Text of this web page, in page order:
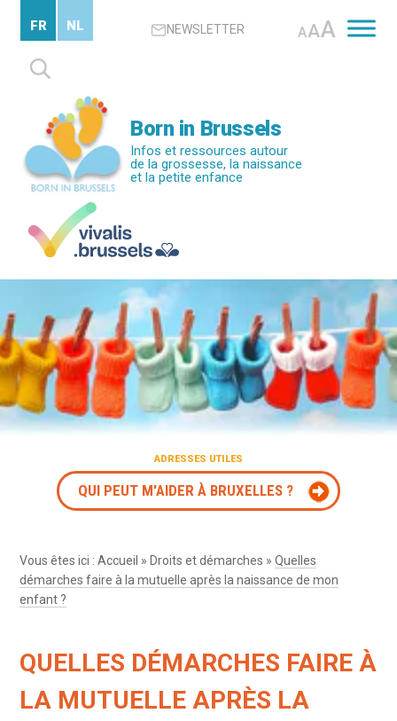
contenu
principal
NEWSLETTER AAA
Rechercher :
FR NL
Born in Brussels
Infos et ressources autour
de la grossesse, la naissance
et la petite enfance
ADRESSES UTILES
QUI PEUT M'AIDER À BRUXELLES ?
Vous êtes ici :Accueil » Droits et démarches »Quelles
démarches faire à la mutuelle après la naissance de mon
enfant ?
QUELLES DÉMARCHES FAIRE À
LA MUTUELLE APRÈS LA